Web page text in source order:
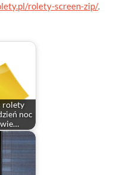
rolety-screen-zip/.
rolety
noc